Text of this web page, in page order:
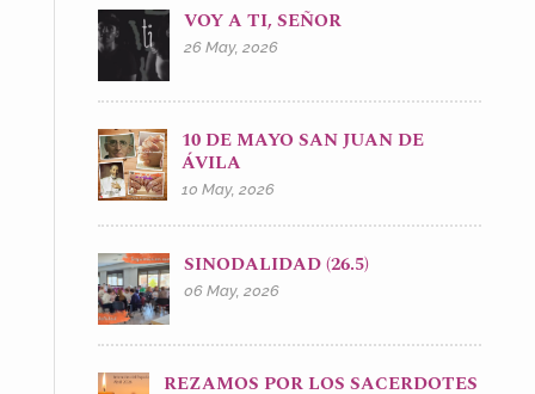
VOY A TI, SEÑOR
26 May, 2026
10 DE MAYO SAN JUAN DE
ÁVILA
10 May, 2026
SINODALIDAD (26.5)
06 May, 2026
REZAMOS POR LOS SACERDOTES